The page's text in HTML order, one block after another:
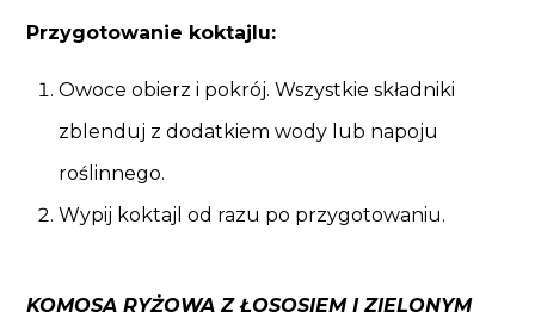
Przygotowanie koktajlu:
Owoce obierz i pokrój. Wszystkie składniki
zblenduj z dodatkiem wody lub napoju
roślinnego.
Wypij koktajl od razu po przygotowaniu.
KOMOSA RYŻOWA Z ŁOSOSIEM I ZIELONYM